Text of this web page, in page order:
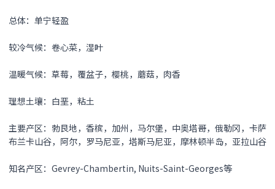
总体：单宁轻盈
较冷气候：卷心菜，湿叶
温暖气候：草莓，覆盆子，樱桃，蘑菇，肉香
理想土壤：白垩，粘土
主要产区：勃艮地，香槟，加州，马尔堡，中奥塔哥，俄勒冈，卡萨
布兰卡山谷，阿尔，罗马尼亚，塔斯马尼亚，摩林顿半岛，亚拉山谷
知名产区：Gevrey-Chambertin, Nuits-Saint-Georges等